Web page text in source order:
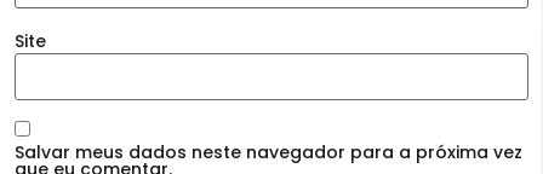
Site
Salvar meus dados neste navegador para a próxima vez
que eu comentar.